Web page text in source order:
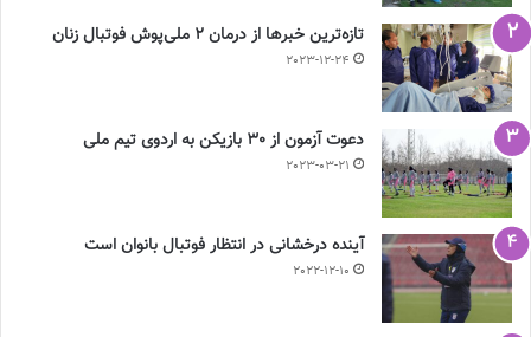
تازه‌ترین خبرها از درمان ۲ ملی‌پوش فوتبال زنان
2023-12-24
دعوت آزمون از 30 بازیکن به اردوی تیم ملی
2023-03-21
آینده درخشانی در انتظار فوتبال بانوان است
2022-12-10